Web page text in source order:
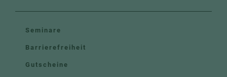
Seminare
Barrierefreiheit
Gutscheine